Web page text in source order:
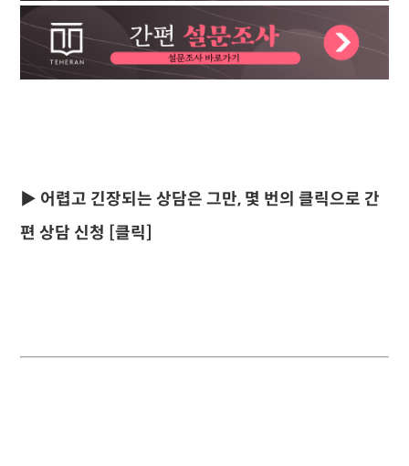
▶ 어렵고 긴장되는 상담은 그만, 몇 번의 클릭으로 간
편 상담 신청 [클릭]